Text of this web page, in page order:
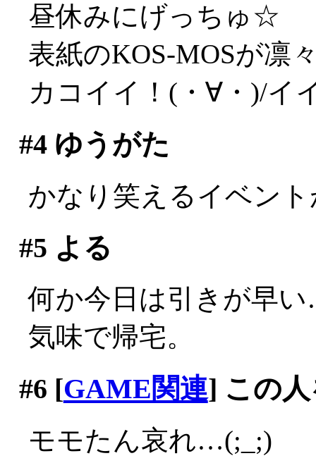
昼休みにげっちゅ☆
表紙のKOS-MOSが凛
カコイイ！(・∀・)/イ
#4ゆうがた
かなり笑えるイベン
#5 よる
何か今日は引きが早
気味で帰宅。
#6 [GAME関連] この
モモたん哀れ…(;_;)